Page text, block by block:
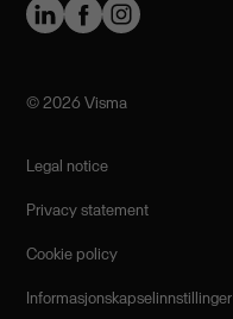
©️ 2026 Visma
Legal notice
Privacy statement
Cookie policy
Informasjonskapselinnstillinger